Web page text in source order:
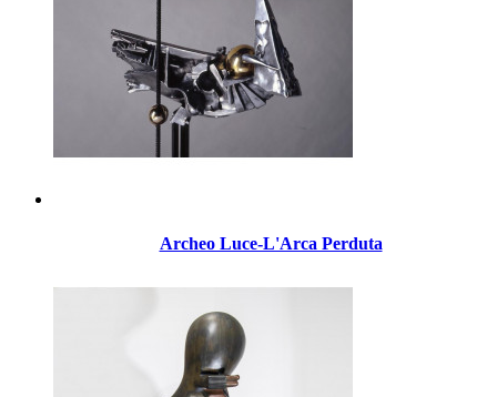
Archeo Luce-L'Arca Perduta